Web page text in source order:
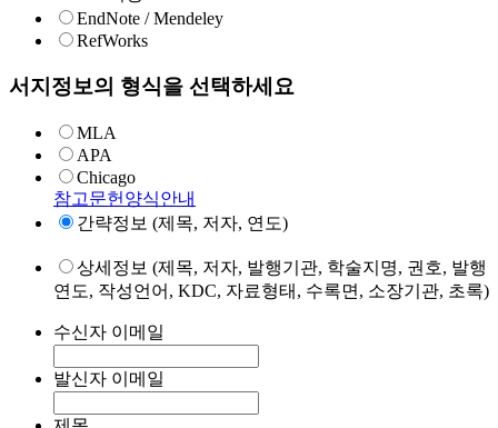
EndNote / Mendeley
RefWorks
서지정보의 형식을 선택하세요
MLA
APA
Chicago
참고문헌양식안내
간략정보 (제목, 저자, 연도)
상세정보 (제목, 저자, 발행기관, 학술지명, 권호, 발행
연도, 작성언어, KDC, 자료형태, 수록면, 소장기관, 초록)
수신자 이메일
발신자 이메일